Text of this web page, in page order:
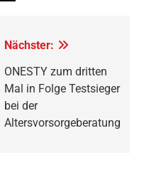
Nächster:
ONESTY zum dritten
Mal in Folge Testsieger
bei der
Altersvorsorgeberatung